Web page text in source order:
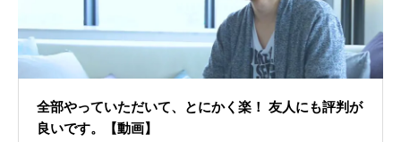
全部やっていただいて、とにかく楽！ 友人にも評判が
良いです。【動画】